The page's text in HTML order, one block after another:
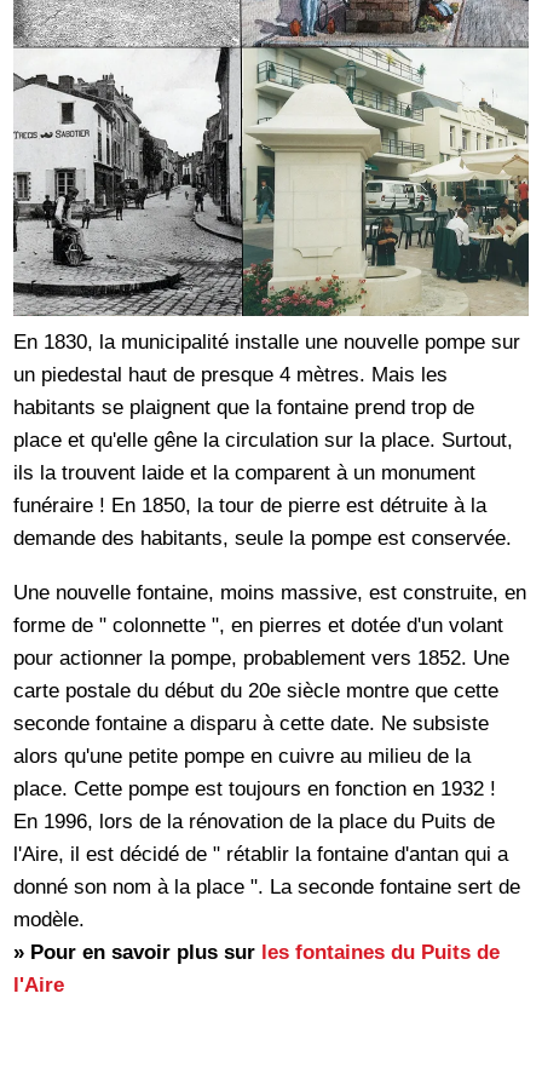
En 1830, la municipalité installe une nouvelle pompe sur
un piedestal haut de presque 4 mètres. Mais les
habitants se plaignent que la fontaine prend trop de
place et qu'elle gêne la circulation sur la place. Surtout,
ils la trouvent laide et la comparent à un monument
funéraire ! En 1850, la tour de pierre est détruite à la
demande des habitants, seule la pompe est conservée.
Une nouvelle fontaine, moins massive, est construite, en
forme de " colonnette ", en pierres et dotée d'un volant
pour actionner la pompe, probablement vers 1852. Une
carte postale du début du 20e siècle montre que cette
seconde fontaine a disparu à cette date. Ne subsiste
alors qu'une petite pompe en cuivre au milieu de la
place. Cette pompe est toujours en fonction en 1932 !
En 1996, lors de la rénovation de la place du Puits de
l'Aire, il est décidé de " rétablir la fontaine d'antan qui a
donné son nom à la place ". La seconde fontaine sert de
modèle.
» Pour en savoir plus sur les fontaines du Puits de
l'Aire